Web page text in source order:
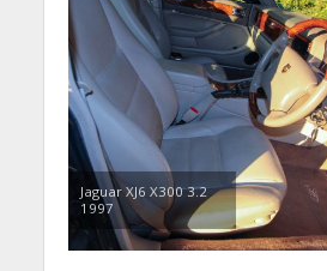
Jaguar XJ6 X300 3.2
1997